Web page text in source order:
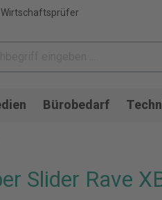
Wirtschaftsprüfer
Bürobedarf
Slider Rave